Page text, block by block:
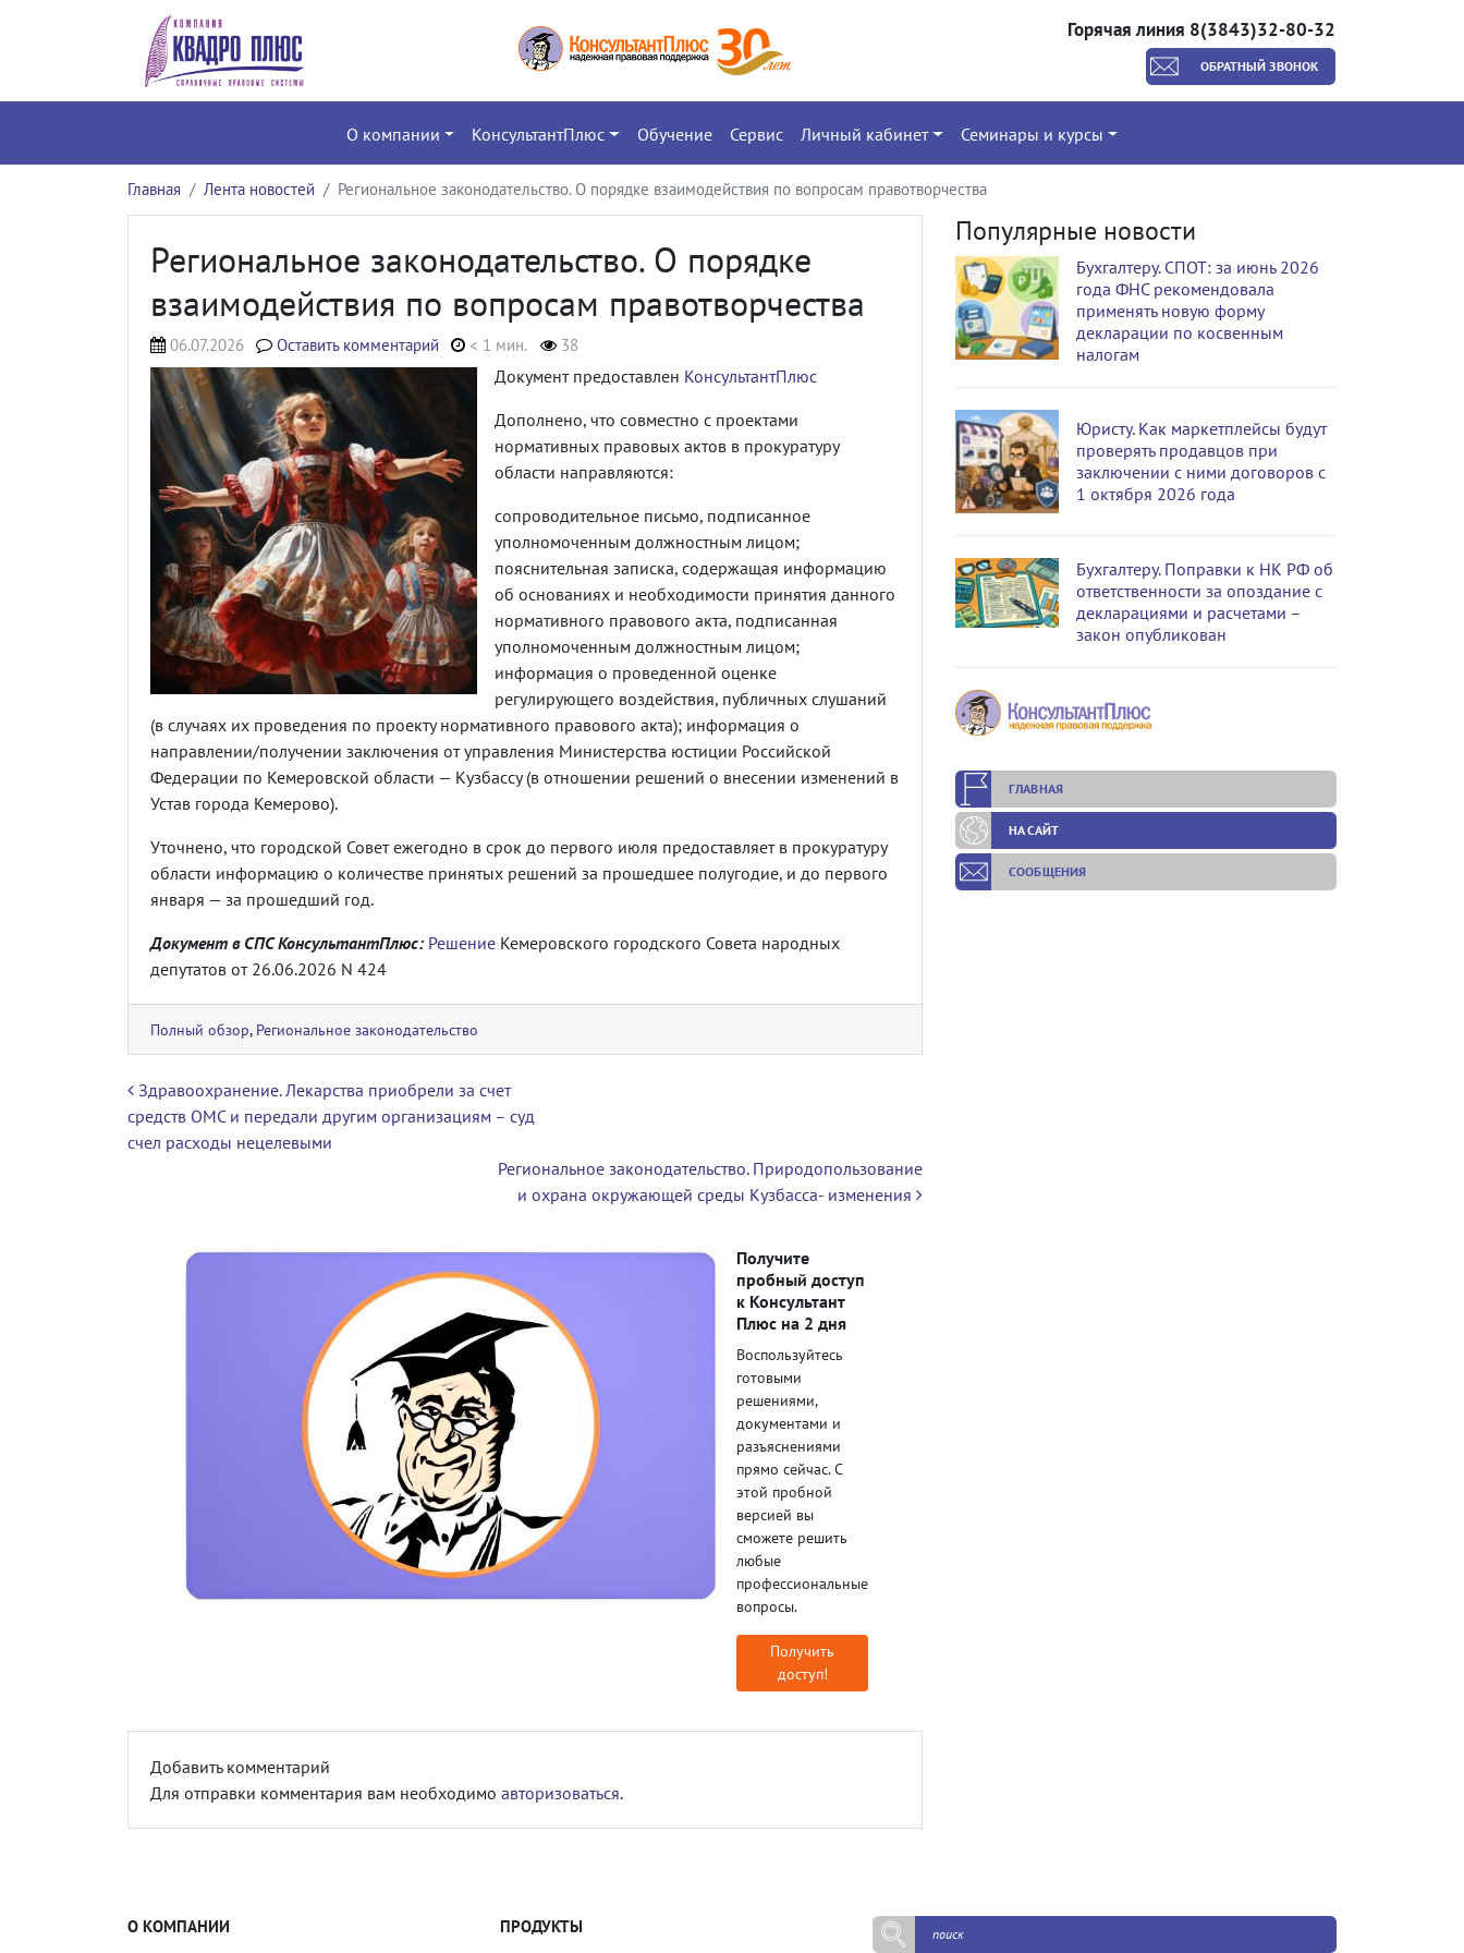
Горячая линия 8(3843)32-80-32
ОБРАТНЫЙ ЗВОНОК
О компании КонсультантПлюс Обучение Сервис Личный кабинет Семинары и курсы
Главная Лента новостей Региональное законодательство. О порядке взаимодействия по вопросам правотворчества
Региональное законодательство. О порядке
взаимодействия по вопросам правотворчества
06.07.2026 Оставить комментарий < 1 мин. 38
Документ предоставлен КонсультантПлюс
Дополнено, что совместно с проектами
нормативных правовых актов в прокуратуру
области направляются:
сопроводительное письмо, подписанное
уполномоченным должностным лицом;
пояснительная записка, содержащая информацию
об основаниях и необходимости принятия данного
нормативного правового акта, подписанная
уполномоченным должностным лицом;
информация о проведенной оценке
регулирующего воздействия, публичных слушаний
(в случаях их проведения по проекту нормативного правового акта); информация о
направлении/получении заключения от управления Министерства юстиции Российской
Федерации по Кемеровской области — Кузбассу (в отношении решений о внесении изменений в
Устав города Кемерово).
Уточнено, что городской Совет ежегодно в срок до первого июля предоставляет в прокуратуру
области информацию о количестве принятых решений за прошедшее полугодие, и до первого
января — за прошедший год.
Документ в СПС КонсультантПлюс: Решение Кемеровского городского Совета народных
депутатов от 26.06.2026 N 424
Полный обзор, Региональное законодательство
Навигация по записям
Здравоохранение. Лекарства приобрели за счет
средств ОМС и передали другим организациям – суд
счел расходы нецелевыми
Региональное законодательство. Природопользование
и охрана окружающей среды Кузбасса- изменения
Получите
пробный доступ
к Консультант
Плюс на 2 дня
Воспользуйтесь
готовыми
решениями,
документами и
разъяснениями
прямо сейчас. С
этой пробной
версией вы
сможете решить
любые
профессиональные
вопросы.
Получить
доступ!
Добавить комментарий
Для отправки комментария вам необходимо авторизоваться.
Популярные новости
Бухгалтеру. СПОТ: за июнь 2026
года ФНС рекомендовала
применять новую форму
декларации по косвенным
налогам
Юристу. Как маркетплейсы будут
проверять продавцов при
заключении с ними договоров с
1 октября 2026 года
Бухгалтеру. Поправки к НК РФ об
ответственности за опоздание с
декларациями и расчетами –
закон опубликован
ГЛАВНАЯ
НА САЙТ
СООБЩЕНИЯ
О КОМПАНИИ ПРОДУКТЫ